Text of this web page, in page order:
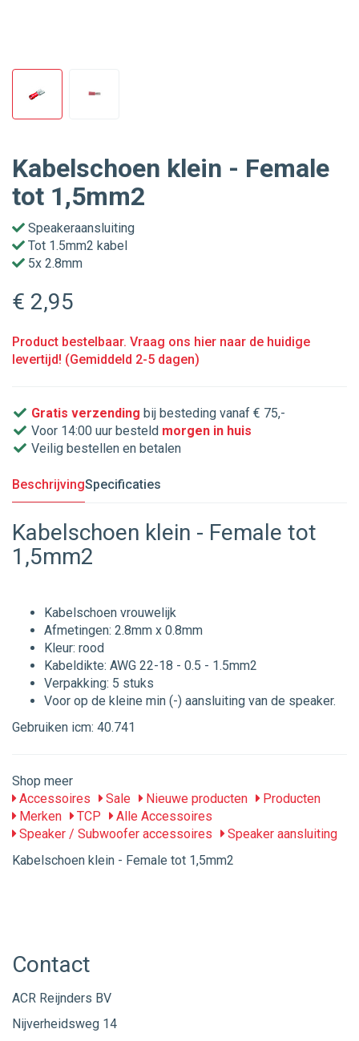
Kabelschoen klein - Female
tot 1,5mm2
Speakeraansluiting
Tot 1.5mm2 kabel
5x 2.8mm
€ 2,95
Product bestelbaar. Vraag ons hier naar de huidige
levertijd! (Gemiddeld 2-5 dagen)
Gratis verzending bij besteding vanaf € 75,-
Voor 14:00 uur besteld morgen in huis
Veilig bestellen en betalen
BeschrijvingSpecificaties
Kabelschoen klein - Female tot
1,5mm2
Kabelschoen vrouwelijk
Afmetingen: 2.8mm x 0.8mm
Kleur: rood
Kabeldikte: AWG 22-18 - 0.5 - 1.5mm2
Verpakking: 5 stuks
Voor op de kleine min (-) aansluiting van de speaker.
Gebruiken icm: 40.741
Shop meer
Accessoires
Sale Nieuwe producten
Producten
Merken
TCP
Alle Accessoires
Speaker / Subwoofer accessoires
Speaker aansluiting
Kabelschoen klein - Female tot 1,5mm2
Contact
ACR Reijnders BV
Nijverheidsweg 14